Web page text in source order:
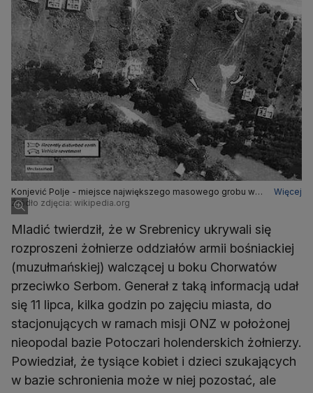
Konjević Polje - miejsce największego masowego grobu w
enklawie Srebrenicy
Więcej
Źródło zdjęcia: wikipedia.org
Mladić twierdził, że w Srebrenicy ukrywali się
rozproszeni żołnierze oddziałów armii bośniackiej
(muzułmańskiej) walczącej u boku Chorwatów
przeciwko Serbom. Generał z taką informacją udał
się 11 lipca, kilka godzin po zajęciu miasta, do
stacjonujących w ramach misji ONZ w położonej
nieopodal bazie Potoczari holenderskich żołnierzy.
Powiedział, że tysiące kobiet i dzieci szukających
w bazie schronienia może w niej pozostać, ale